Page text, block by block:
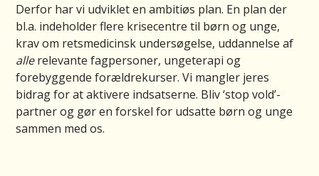
Derfor har vi udviklet en ambitiøs plan. En plan der
bl.a. indeholder flere krisecentre til børn og unge,
krav om retsmedicinsk undersøgelse, uddannelse af
allerelevante fagpersoner, ungeterapi og
forebyggende forældrekurser. Vi mangler jeres
bidrag for at aktivere indsatserne. Bliv ‘stop vold’-
partner og gør en forskel for udsatte børn og unge
sammen med os.